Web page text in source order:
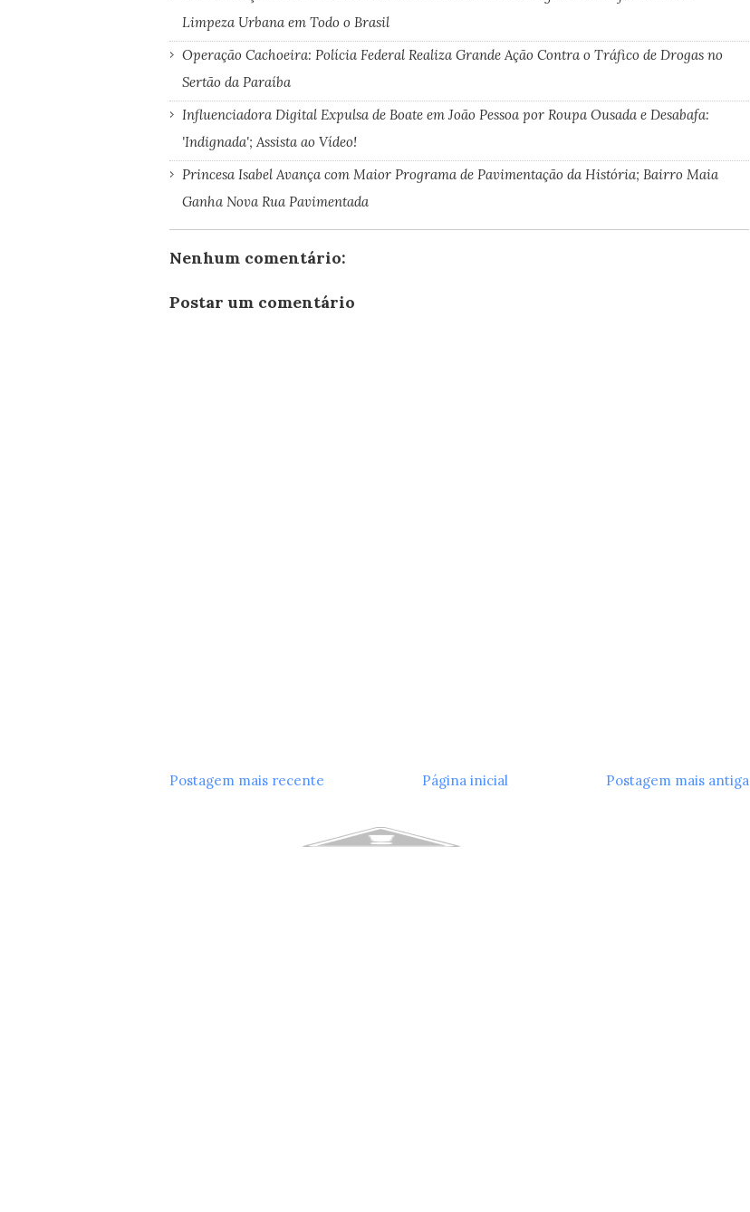
Limpeza Urbana em Todo o Brasil
Operação Cachoeira: Polícia Federal Realiza Grande Ação Contra o Tráfico de Drogas no
Sertão da Paraíba
Influenciadora Digital Expulsa de Boate em João Pessoa por Roupa Ousada e Desabafa:
'Indignada'; Assista ao Vídeo!
Princesa Isabel Avança com Maior Programa de Pavimentação da História; Bairro Maia
Ganha Nova Rua Pavimentada
Nenhum comentário:
Postar um comentário
Postagem mais recente Postagem mais antiga
Página inicial